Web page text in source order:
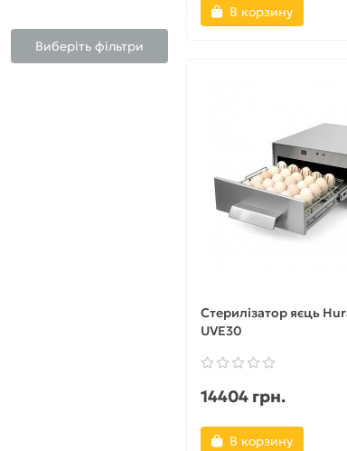
Виберіть фільтри
В корзину
Стерилізатор яєць
UVE30
14404 грн.
В корзину